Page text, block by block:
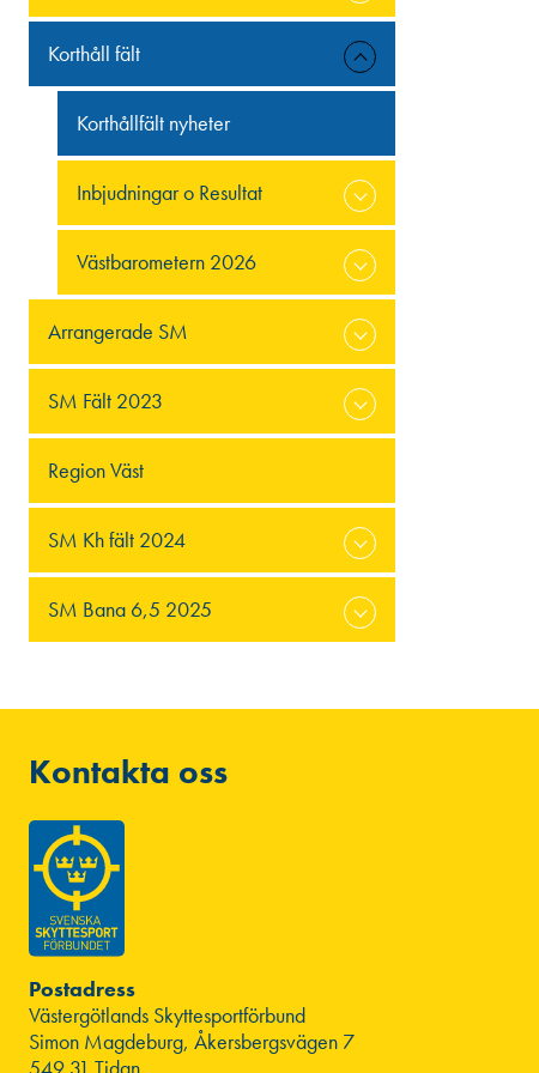
Korthåll fält
Korthållfält nyheter
Inbjudningar o Resultat
Västbarometern 2026
Arrangerade SM
SM Fält 2023
Region Väst
SM Kh fält 2024
SM Bana 6,5 2025
Kontakta oss
Postadress
Västergötlands Skyttesportförbund
Simon Magdeburg, Åkersbergsvägen 7